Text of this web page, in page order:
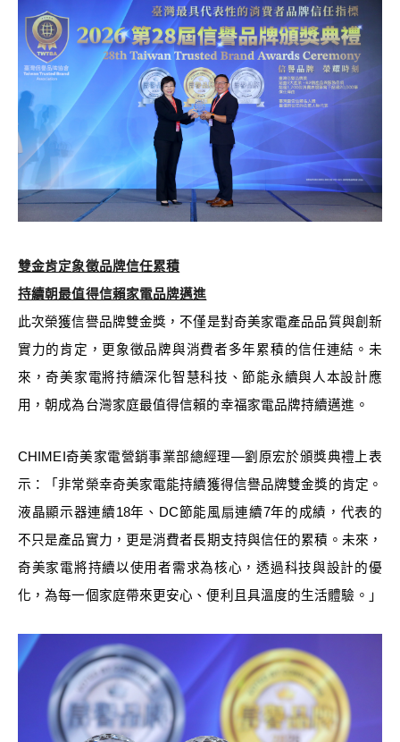
雙金肯定象徵品牌信任累積
持續朝最值得信賴家電品牌邁進
此次榮獲信譽品牌雙金獎，不僅是對奇美家電產品品質與創新
實力的肯定，更象徵品牌與消費者多年累積的信任連結。未
來，奇美家電將持續深化智慧科技、節能永續與人本設計應
用，朝成為台灣家庭最值得信賴的幸福家電品牌持續邁進。
CHIMEI 奇美家電營銷事業部總經理—劉原宏於頒獎典禮上表
示：「非常榮幸奇美家電能持續獲得信譽品牌雙金獎的肯定。
液晶顯示器連續18年、DC節能風扇連續7年的成績，代表的
不只是產品實力，更是消費者長期支持與信任的累積。未來，
奇美家電將持續以使用者需求為核心，透過科技與設計的優
化，為每一個家庭帶來更安心、便利且具溫度的生活體驗。」